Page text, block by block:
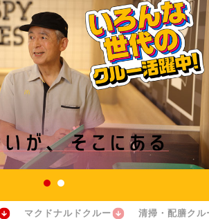
マクドナルドクルー 清掃・配膳クル